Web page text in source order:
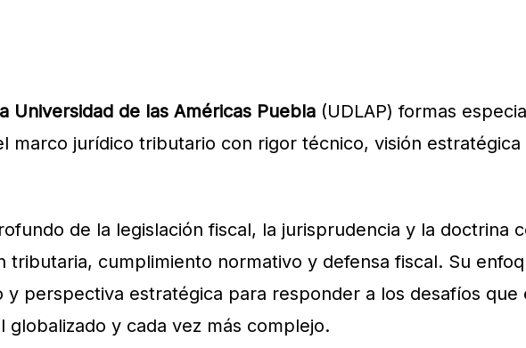
Universidad de las Américas Puebla (UDLAP) formas
marco jurídico tributario con rigor técnico, visión
de la legislación fiscal, la jurisprudencia y la doctrina
tributaria, cumplimiento normativo y defensa fiscal. Su
y perspectiva estratégica para responder a los desafíos que
y cada vez más complejo.